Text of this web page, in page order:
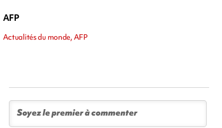
AFP
Actualités du monde, AFP